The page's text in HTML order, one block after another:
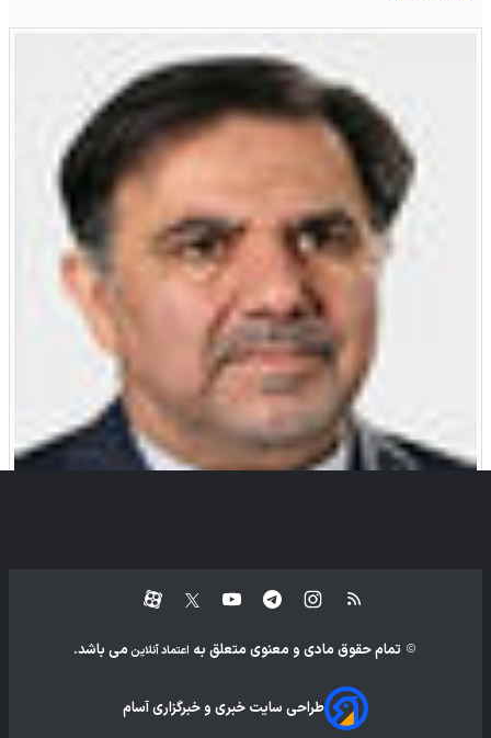
تمام حقوق مادی و معنوی متعلق به اعتماد آنلاین می باشد.
طراحی سایت خبری و خبرگزاری آسام